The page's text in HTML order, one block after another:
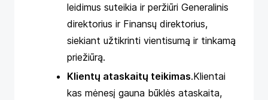
leidimus suteikia ir peržiūri Generalinis
direktorius ir Finansų direktorius,
siekiant užtikrinti vientisumą ir tinkamą
priežiūrą.
Klientų ataskaitų teikimas.Klientai
kas mėnesį gauna būklės ataskaita,